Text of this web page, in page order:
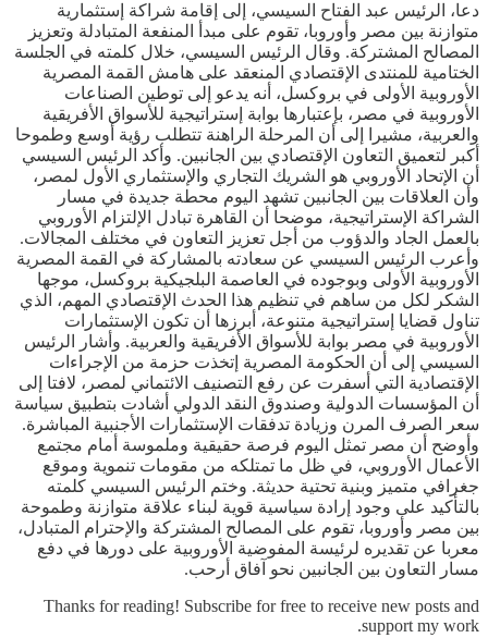
دعا، الرئيس عبد الفتاح السيسي، إلى إقامة شراكة إستثمارية
متوازنة بين مصر وأوروبا، تقوم على مبدأ المنفعة المتبادلة وتعزيز
المصالح المشتركة. وقال الرئيس السيسي، خلال كلمته في الجلسة
الختامية للمنتدى الإقتصادي المنعقد على هامش القمة المصرية
الأوروبية الأولى في بروكسل، أنه يدعو إلى توطين الصناعات
الأوروبية في مصر، بإعتبارها بوابة إستراتيجية للأسواق الأفريقية
والعربية، مشيرا إلى أن المرحلة الراهنة تتطلب رؤية أوسع وطموحا
أكبر لتعميق التعاون الإقتصادي بين الجانبين. وأكد الرئيس السيسي
أن الإتحاد الأوروبي هو الشريك التجاري والإستثماري الأول لمصر،
وأن العلاقات بين الجانبين تشهد اليوم محطة جديدة في مسار
الشراكة الإستراتيجية، موضحا أن القاهرة تبادل الإلتزام الأوروبي
بالعمل الجاد والدؤوب من أجل تعزيز التعاون في مختلف المجالات.
وأعرب الرئيس السيسي عن سعادته بالمشاركة في القمة المصرية
الأوروبية الأولى وبوجوده في العاصمة البلجيكية بروكسل، موجها
الشكر لكل من ساهم في تنظيم هذا الحدث الإقتصادي المهم، الذي
تناول قضايا إستراتيجية متنوعة، أبرزها أن تكون الإستثمارات
الأوروبية في مصر بوابة للأسواق الأفريقية والعربية. وأشار الرئيس
السيسي إلى أن الحكومة المصرية إتخذت حزمة من الإجراءات
الإقتصادية التي أسفرت عن رفع التصنيف الائتماني لمصر، لافتا إلى
أن المؤسسات الدولية وصندوق النقد الدولي أشادت بتطبيق سياسة
سعر الصرف المرن وزيادة تدفقات الإستثمارات الأجنبية المباشرة.
وأوضح أن مصر تمثل اليوم فرصة حقيقية وملموسة أمام مجتمع
الأعمال الأوروبي، في ظل ما تمتلكه من مقومات تنموية وموقع
جغرافي متميز وبنية تحتية حديثة. وختم الرئيس السيسي كلمته
بالتأكيد على وجود إرادة سياسية قوية لبناء علاقة متوازنة وطموحة
بين مصر وأوروبا، تقوم على المصالح المشتركة والإحترام المتبادل،
معربا عن تقديره لرئيسة المفوضية الأوروبية على دورها في دفع
مسار التعاون بين الجانبين نحو آفاق أرحب.
Thanks for reading! Subscribe for free to receive new posts and
support my work.